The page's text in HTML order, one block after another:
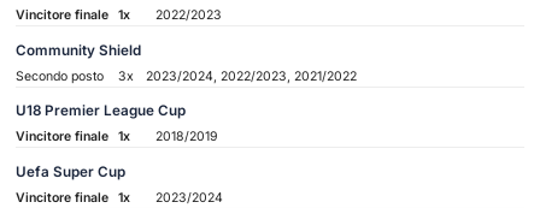
Vincitore finale 1x 2022/2023
Community Shield
Secondo posto 3x 2023/2024, 2022/2023, 2021/2022
U18 Premier League Cup
Vincitore finale 1x 2018/2019
Uefa Super Cup
Vincitore finale 1x 2023/2024